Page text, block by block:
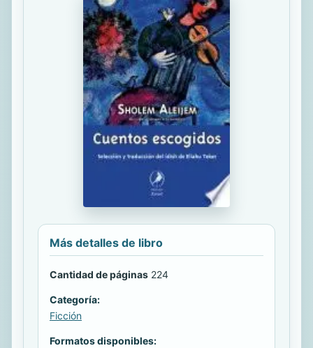
Más detalles de libro
Cantidad de páginas 224
Categoría:
Ficción
Formatos disponibles: